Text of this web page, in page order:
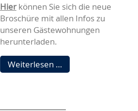
Hierkönnen Sie sich die neue
Broschüre mit allen Infos zu
unseren Gästewohnungen
herunterladen.
Weiterlesen … Broschüre
Gästewohnungen